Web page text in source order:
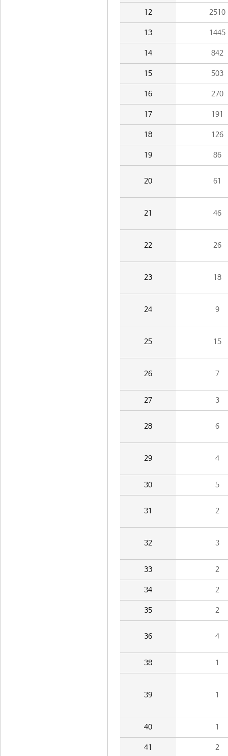
12 2510
13 1445
14 842
15 503
16 270
17 191
18 126
19 86
20 61
21 46
22 26
23 18
24 9
25 15
26 7
27 3
28 6
29 4
30 5
31 2
32 3
33 2
34 2
35 2
36 4
38 1
39 1
40 1
41 2